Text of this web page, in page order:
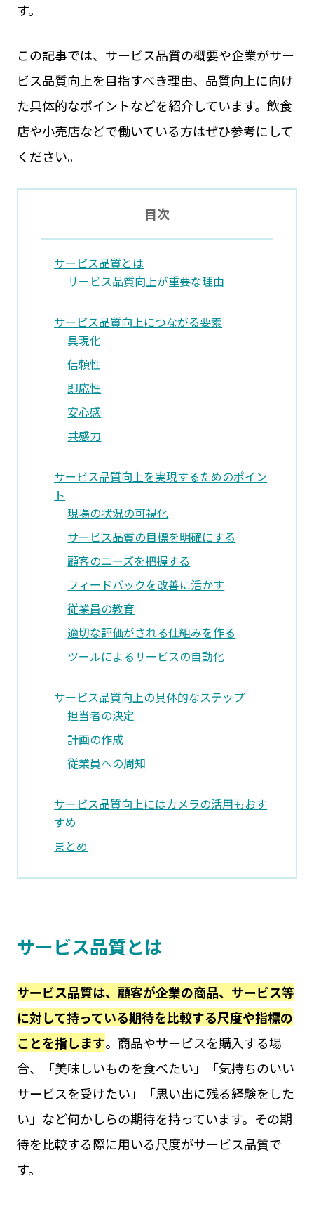
す。
この記事では、サービス品質の概要や企業がサー
ビス品質向上を目指すべき理由、品質向上に向け
た具体的なポイントなどを紹介しています。飲食
店や小売店などで働いている方はぜひ参考にして
ください。
目次
サービス品質とは
サービス品質向上が重要な理由
サービス品質向上につながる要素
具現化
信頼性
即応性
安心感
共感力
サービス品質向上を実現するためのポイン
ト
現場の状況の可視化
サービス品質の目標を明確にする
顧客のニーズを把握する
フィードバックを改善に活かす
従業員の教育
適切な評価がされる仕組みを作る
ツールによるサービスの自動化
サービス品質向上の具体的なステップ
担当者の決定
計画の作成
従業員への周知
サービス品質向上にはカメラの活用もおす
すめ
まとめ
サービス品質とは
サービス品質は、顧客が企業の商品、サービス等
に対して持っている期待を比較する尺度や指標の
ことを指します。商品やサービスを購入する場
合、「美味しいものを食べたい」「気持ちのいい
サービスを受けたい」「思い出に残る経験をした
い」など何かしらの期待を持っています。その期
待を比較する際に用いる尺度がサービス品質で
す。